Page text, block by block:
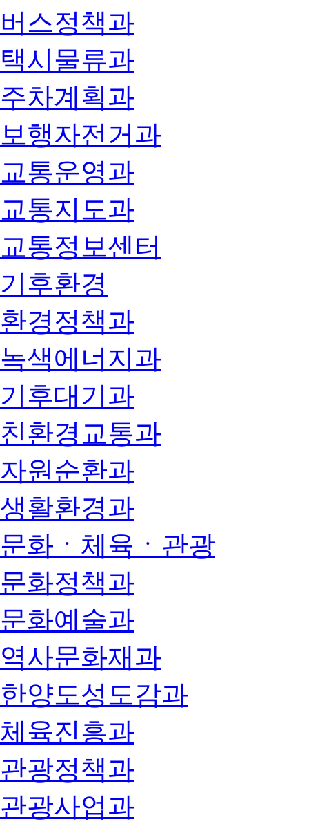
버스정책과
택시물류과
주차계획과
보행자전거과
교통운영과
교통지도과
교통정보센터
기후환경
환경정책과
녹색에너지과
기후대기과
친환경교통과
자원순환과
생활환경과
문화ㆍ체육ㆍ관광
문화정책과
문화예술과
역사문화재과
한양도성도감과
체육진흥과
관광정책과
관광사업과